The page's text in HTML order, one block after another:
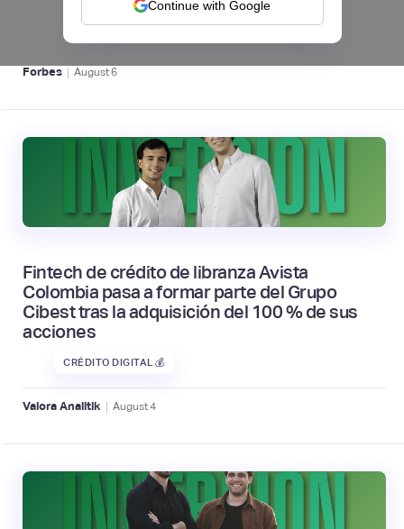
Continue with Google
BFM 👔
Forbes | August6
Fintech de crédito de libranza Avista
Colombia pasa a formar parte del Grupo
Cibest tras la adquisición del 100 % de sus
acciones
CRÉDITO DIGITAL 💰
Valora Analitik | August4